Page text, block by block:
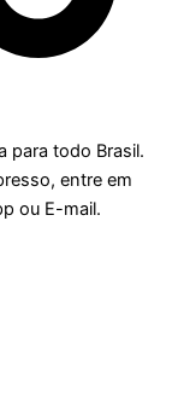
para todo Brasil.
entre em
ou E-mail.